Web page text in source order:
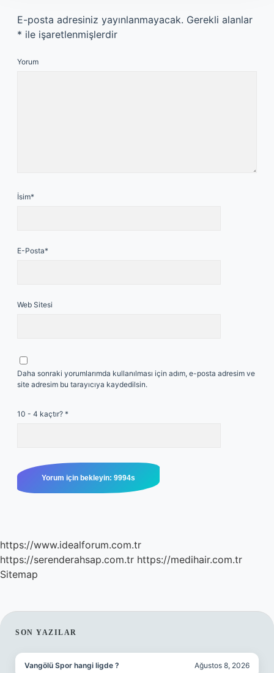
E-posta adresiniz yayınlanmayacak. Gerekli alanlar
* ile işaretlenmişlerdir
Yorum
İsim*
E-Posta*
Web Sitesi
Daha sonraki yorumlarımda kullanılması için adım, e-posta adresim ve
site adresim bu tarayıcıya kaydedilsin.
10 - 4 kaçtır? *
https://www.idealforum.com.tr
https://serenderahsap.com.tr https://medihair.com.tr
Sitemap
SIDEBAR
SON YAZILAR
Vangölü Spor hangi ligde ? Ağustos 8, 2026